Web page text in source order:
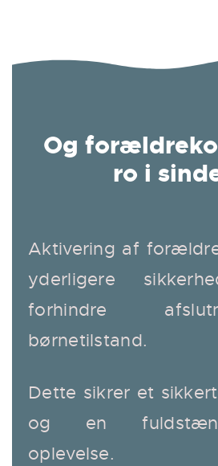
Og
ro i
Aktivering af
yderligere
forhindre
børnetilstand.
Dette sikrer et
og en
oplevelse.